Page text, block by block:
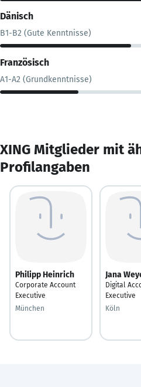
Dänisch
B1-B2 (Gute Kenntnisse)
Französisch
A1-A2 (Grundkenntnisse)
XING Mitglieder mit
Profilangaben
Philipp Heinrich
Corporate Account
Executive
München
Jana
Digital
Executive
Köln